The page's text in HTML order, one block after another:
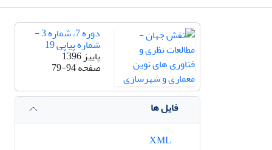
دوره 7، شماره 3 -
شماره پیاپی 19
پاییز 1396
صفحه79-94
فایل ها